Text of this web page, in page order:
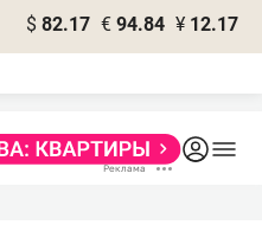
$ 82.17 € 94.84 ¥ 12.17